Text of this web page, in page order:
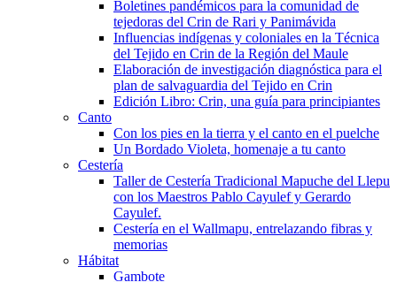
Boletines pandémicos para la comunidad de
tejedoras del Crin de Rari y Panimávida
Influencias indígenas y coloniales en la Técnica
del Tejido en Crin de la Región del Maule
Elaboración de investigación diagnóstica para el
plan de salvaguardia del Tejido en Crin
Edición Libro: Crin, una guía para principiantes
Canto
Con los pies en la tierra y el canto en el puelche
Un Bordado Violeta, homenaje a tu canto
Cestería
Taller de Cestería Tradicional Mapuche del Llepu
con los Maestros Pablo Cayulef y Gerardo
Cayulef.
Cestería en el Wallmapu, entrelazando fibras y
memorias
Hábitat
Gambote